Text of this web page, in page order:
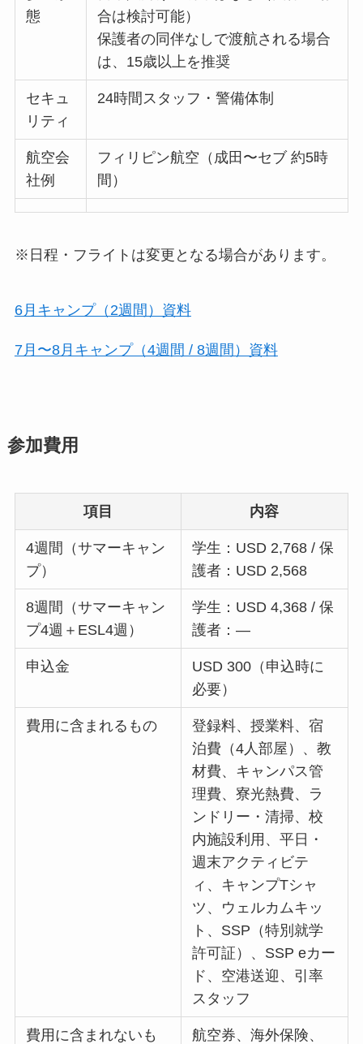
態
合は検討可能）
保護者の同伴なしで渡航される場合
は、15歳以上を推奨
セキュ
リティ
24時間スタッフ・警備体制
航空会
社例
フィリピン航空（成田〜セブ 約5時
間）
※日程・フライトは変更となる場合があります。
6月キャンプ（2週間）資料
7月〜8月キャンプ（4週間 / 8週間）資料
参加費用
項目 内容
4週間（サマーキャン
プ）
学生：USD 2,768 / 保
護者：USD 2,568
8週間（サマーキャン
プ4週＋ESL4週）
学生：USD 4,368 / 保
護者：—
申込金
USD 300（申込時に
必要）
費用に含まれるもの
登録料、授業料、宿
泊費（4人部屋）、教
材費、キャンパス管
理費、寮光熱費、ラ
ンドリー・清掃、校
内施設利用、平日・
週末アクティビテ
ィ、キャンプTシャ
ツ、ウェルカムキッ
ト、SSP（特別就学
許可証）、SSP eカー
ド、空港送迎、引率
スタッフ
費用に含まれないも
航空券、海外保険、